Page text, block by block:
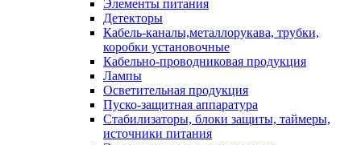
Элементы питания
Детекторы
Кабель-каналы,металлорукава, трубки,
коробки установочные
Кабельно-проводниковая продукция
Лампы
Осветительная продукция
Пуско-защитная аппаратура
Стабилизаторы, блоки защиты, таймеры,
источники питания